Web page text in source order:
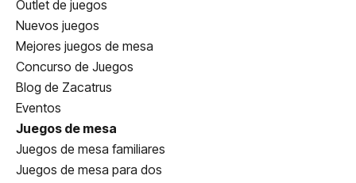
Outlet de juegos
Nuevos juegos
Mejores juegos de mesa
Concurso de Juegos
Blog de Zacatrus
Eventos
Juegos de mesa
Juegos de mesa familiares
Juegos de mesa para dos